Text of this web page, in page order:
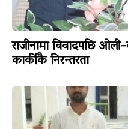
राजीनामा विवादपछि
कार्कीकै निरन्तरता